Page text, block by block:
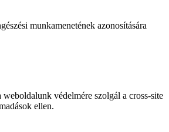
munkamenetének azonosítására
weboldalunk védelmére szolgál a cross-site
ellen.